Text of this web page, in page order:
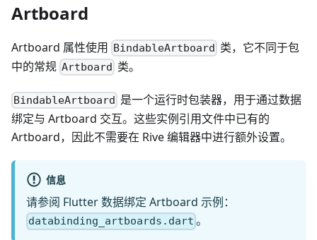
Artboard
Artboard 属性使用 BindableArtboard 类，它不同于包
中的常规 Artboard 类。
BindableArtboard 是一个运行时包装器，用于通过数据
绑定与 Artboard 交互。这些实例引用文件中已有的
Artboard，因此不需要在 Rive 编辑器中进行额外设置。
信息
请参阅 Flutter 数据绑定 Artboard 示例：
databinding_artboards.dart 。